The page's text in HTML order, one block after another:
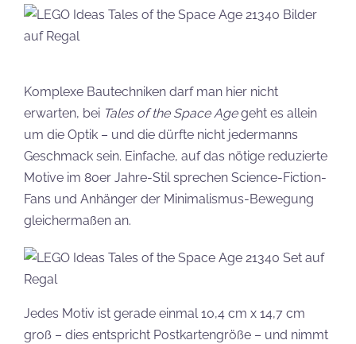
Komplexe Bautechniken darf man hier nicht
erwarten, bei Tales of the Space Agegeht es allein
um die Optik – und die dürfte nicht jedermanns
Geschmack sein. Einfache, auf das nötige reduzierte
Motive im 80er Jahre-Stil sprechen Science-Fiction-
Fans und Anhänger der Minimalismus-Bewegung
gleichermaßen an.
Jedes Motiv ist gerade einmal 10,4 cm x 14,7 cm
groß – dies entspricht Postkartengröße – und nimmt